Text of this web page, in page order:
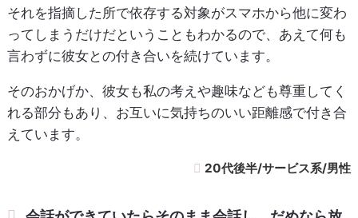
それを指摘した所で依存する対象がスマホから他に変わ
ってしまうだけだということもわかるので、あえて何も
言わずに彼女との付き合いを続けています。
そのおかげか、彼女も私の考えや趣味なども尊重してく
れる部分もあり、お互いに気持ちのいい距離感で付き合
えています。
20代後半/サービス系/男性